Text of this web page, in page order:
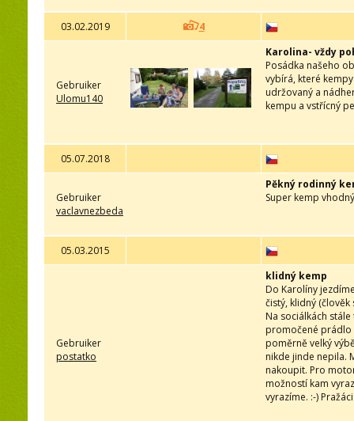
03.02.2019 4
Gebruiker
Ulomu140
Karolina- vždy
Posádka našeho
vybírá, které
udržovaný a
kempu a vstřícný
05.07.2018
Gebruiker
vaclavnezbeda
Pěkný rodinný
Super kemp
05.03.2015
Gebruiker
postatko
klidný kemp
Do Karolíny
čistý, klidný
Na sociálkách
promočené prádlo
poměrně velký
nikde jinde nepila.
nakoupit. Pro
možností kam
vyrazíme. :-) Pražáci